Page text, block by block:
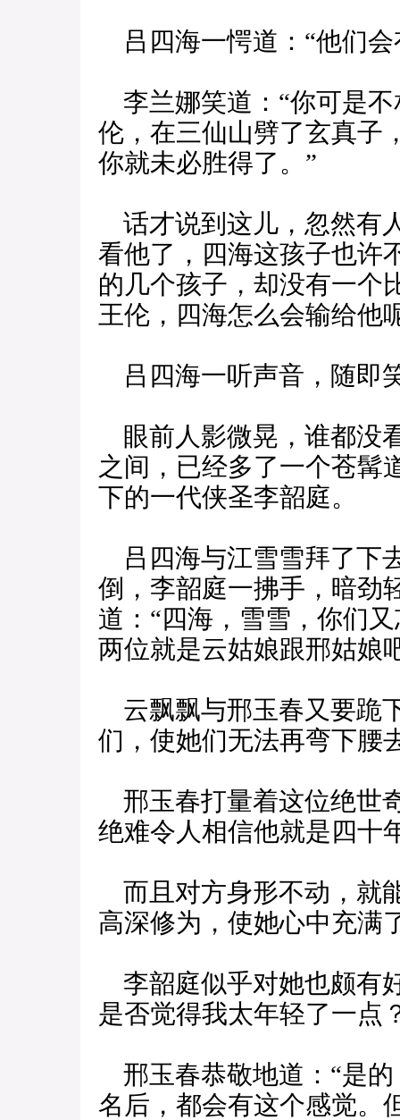
吕四海一愕道：“他们会
李兰娜笑道：“你可是
伦，在三仙山劈了玄真子
你就未必胜得了。”
话才说到这儿，忽然有
看他了，四海这孩子也许
的几个孩子，却没有一个
王伦，四海怎么会输给他
吕四海一听声音，随即
眼前人影微晃，谁都没
之间，已经多了一个苍髯
下的一代侠圣李韶庭。
吕四海与江雪雪拜了下
倒，李韶庭一拂手，暗劲
道：“四海，雪雪，你们
两位就是云姑娘跟邢姑娘
云飘飘与邢玉春又要跪
们，使她们无法再弯下腰
邢玉春打量着这位绝世
绝难令人相信他就是四十
而且对方身形不动，就
高深修为，使她心中充满
李韶庭似乎对她也颇有
是否觉得我太年轻了一点
邢玉春恭敬地道：“是
名后，都会有这个感觉。